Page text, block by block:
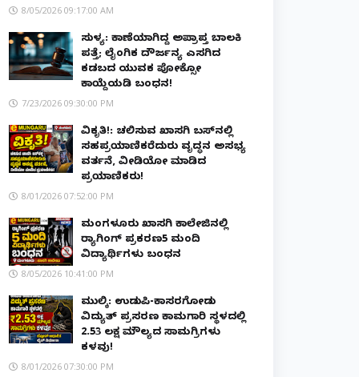
8/05/2026 09:17:00 AM
ಸುಳ್ಯ: ಕಾಣೆಯಾಗಿದ್ದ ಅಪ್ರಾಪ್ತ ಬಾಲಕಿ
ಪತ್ತೆ; ಲೈಂಗಿಕ ದೌರ್ಜನ್ಯ ಎಸಗಿದ
ಕಡಬದ ಯುವಕ ಪೋಕ್ಸೋ
ಕಾಯ್ದೆಯಡಿ ಬಂಧನ!
7/23/2026 09:30:00 PM
ವಿಕೃತಿ!: ಚಲಿಸುವ ಖಾಸಗಿ ಬಸ್‌ನಲ್ಲಿ
ಸಹಪ್ರಯಾಣಿಕರೆದುರು ವೃದ್ಧನ ಅಸಭ್ಯ
ವರ್ತನೆ, ವೀಡಿಯೋ ಮಾಡಿದ
ಪ್ರಯಾಣಿಕರು!
8/01/2026 07:52:00 PM
ಮಂಗಳೂರು ಖಾಸಗಿ ಕಾಲೇಜಿನಲ್ಲಿ
ರ‌್ಯಾಗಿಂಗ್ ಪ್ರಕರಣ5 ಮಂದಿ
ವಿದ್ಯಾರ್ಥಿಗಳು ಬಂಧನ
8/05/2026 10:41:00 PM
ಮುಲ್ಕಿ: ಉಡುಪಿ-ಕಾಸರಗೋಡು
ವಿದ್ಯುತ್ ಪ್ರಸರಣ ಕಾಮಗಾರಿ ಸ್ಥಳದಲ್ಲಿ
₹2.53 ಲಕ್ಷ ಮೌಲ್ಯದ ಸಾಮಗ್ರಿಗಳು
ಕಳವು!
8/01/2026 07:30:00 PM